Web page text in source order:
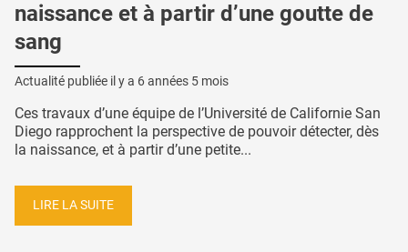
naissance et à partir d’une goutte de
sang
Actualité publiée il y a 6 années 5 mois
Ces travaux d’une équipe de l’Université de Californie San
Diego rapprochent la perspective de pouvoir détecter, dès
la naissance, et à partir d’une petite...
LIRE LA SUITE